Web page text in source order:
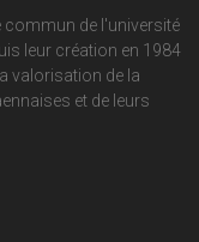
commun de l'université
leur création en 1984
valorisation de la
et de leurs